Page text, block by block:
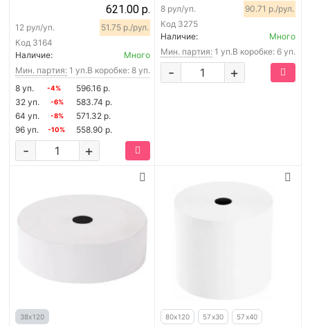
621.00 р.
Код 3164
12 рул/уп. 51.75 р./рул.
Наличие:
Много
Мин. партия: 1 уп.В коробке: 8 уп.
8 уп.
-4%
596.16 р.
32 уп.
-6%
583.74 р.
64 уп.
-8%
571.32 р.
96 уп.
-10% 558.90 р.
+
-
Код 3275
8 рул/уп. 90.71 р./рул.
Наличие:
Много
Мин. партия: 1 уп.В коробке: 6 уп.
+
-
38х120 80х120 57х30 57х40